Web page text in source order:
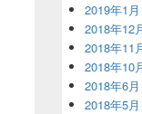
2019年1月
2018年12
2018年11
2018年10
2018年6月
2018年5月